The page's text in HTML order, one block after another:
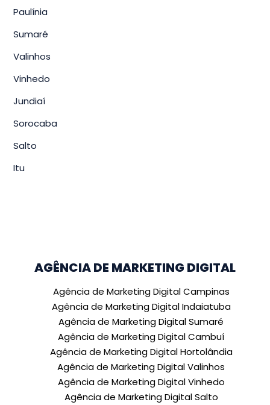
Paulínia
Sumaré
Valinhos
Vinhedo
Jundiaí
Sorocaba
Salto
Itu
AGÊNCIA DE MARKETING DIGITAL
Agência de Marketing Digital Campinas
Agência de Marketing Digital Indaiatuba
Agência de Marketing Digital Sumaré
Agência de Marketing Digital Cambuí
Agência de Marketing Digital Hortolândia
Agência de Marketing Digital Valinhos
Agência de Marketing Digital Vinhedo
Agência de Marketing Digital Salto